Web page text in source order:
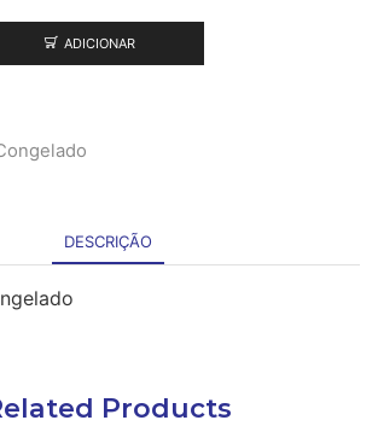
ADICIONAR
DESCRIÇÃO
Products